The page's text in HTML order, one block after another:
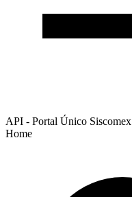
API - Portal Único Siscomex
Home